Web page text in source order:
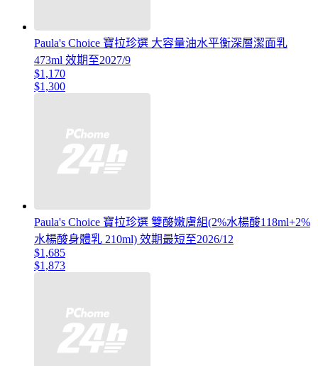
Paula's Choice 寶拉珍選 大容量油水平衡深層潔面乳
473ml 效期至2027/9
$1,170
$1,300
Paula's Choice 寶拉珍選 雙酸嫩膚組(2%水楊酸118ml+2%
水楊酸身體乳 210ml) 效期最短至2026/12
$1,685
$1,873